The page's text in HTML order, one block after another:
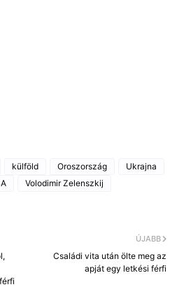
külföld Oroszország
Ukrajna
Volodimir Zelenszkij
ÚJABB
Családi vita után ölte meg az
apját egy letkési férfi